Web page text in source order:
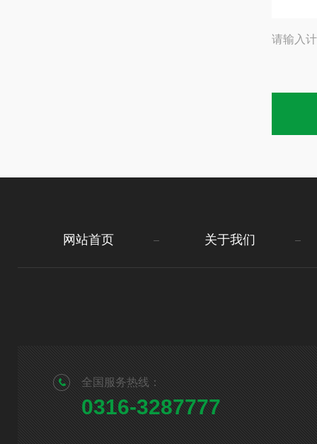
请输入
网站首页 关于我们
全国服务热线：
0316-3287777